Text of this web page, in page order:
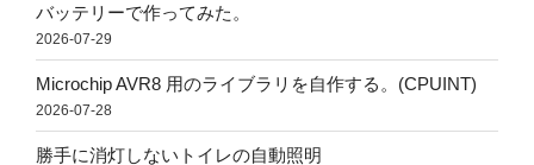
バッテリーで作ってみた。
2026-07-29
Microchip AVR8 用のライブラリを自作する。(CPUINT)
2026-07-28
勝手に消灯しないトイレの自動照明